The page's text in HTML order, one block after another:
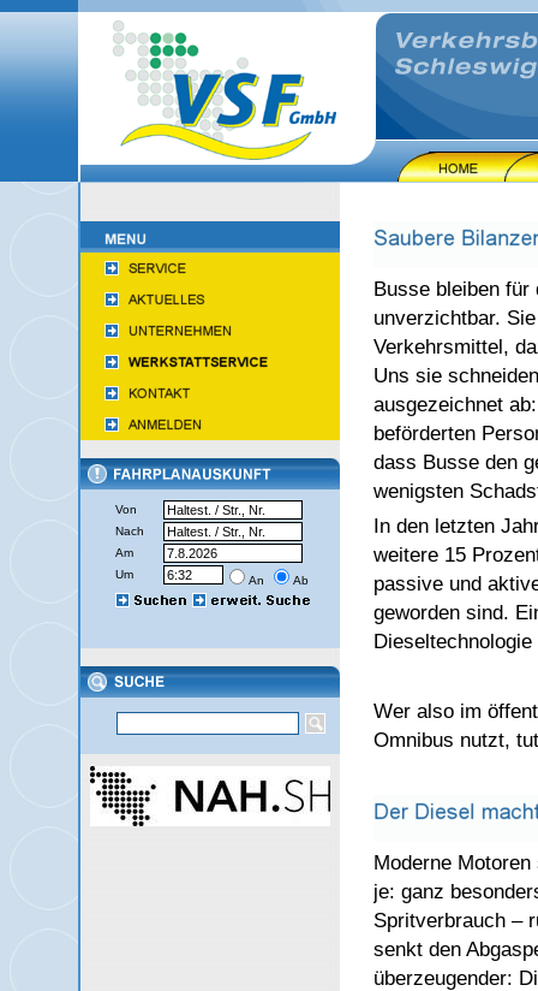
Von
Nach
Am
Um
An Ab
Busse bleiben für
unverzichtbar.
Verkehrsmittel,
Uns sie
ausgezeichnet
beförderten
dass Busse den
wenigsten
In den letzten
weitere 15
passive und
geworden sind.
Wer also im
Omnibus nutzt,
Moderne
je: ganz
Spritverbrauch –
senkt den
überzeugender: